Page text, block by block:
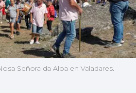
Señora da Alba en Valadares.